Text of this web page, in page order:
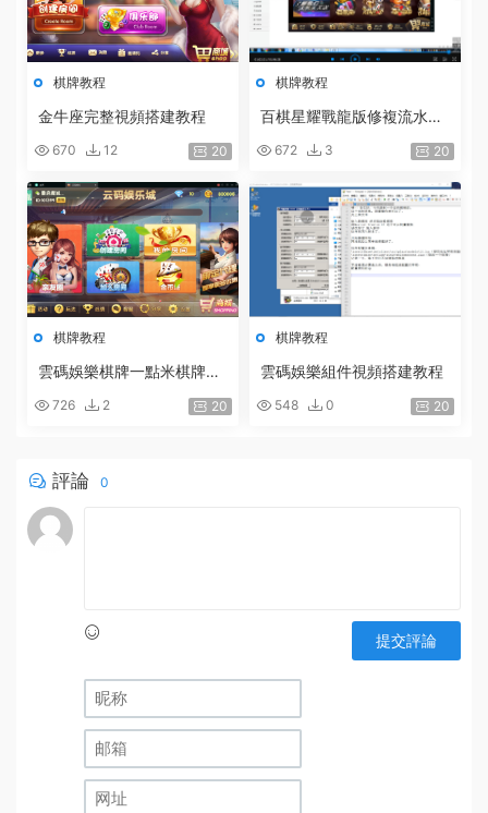
棋牌教程
金牛座完整視頻搭建教程
670 12 20
棋牌教程
百棋星耀戰龍版修複流水問
加挂機搭建教程
672 3 20
棋牌教程
雲碼娛樂棋牌一點米棋牌遊
發雲碼娛樂遊戲組件視頻搭
726 2 20
棋牌教程
雲碼娛樂組件視頻搭建教程
548 0 20
評論 0
提交評論